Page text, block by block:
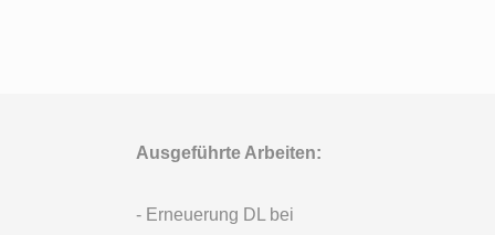
Ausgeführte Arbeiten:
- Erneuerung DL bei